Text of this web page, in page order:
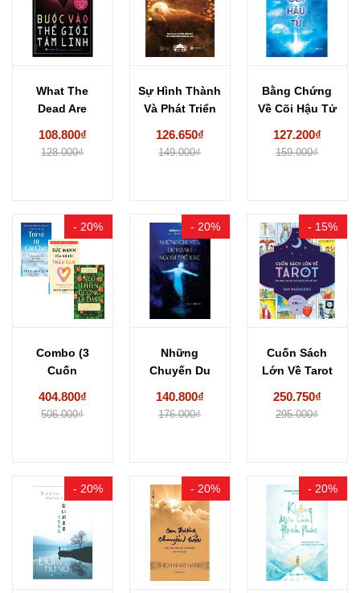
What The
Dead Are
108.800₫
128.000₫
Sự Hình Thành
Và Phát Triển
126.650₫
149.000₫
Bằng Chứng
Về Cõi Hậu Tử
127.200₫
159.000₫
- 20%
Combo (3
Cuốn
404.800₫
506.000₫
- 20%
Những
Chuyến Du
140.800₫
176.000₫
- 15%
Cuốn Sách
Lớn Về Tarot
250.750₫
295.000₫
- 20% - 20% - 20%